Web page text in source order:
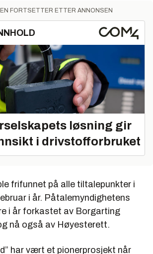
FORTSETTER ETTER ANNONSEN
løsning gir
i drivstofforbruket
frifunnet på alle tiltalepunkter i
i år. Påtalemyndighetens
i år forkastet av Borgarting
nå også av Høyesterett.
har vært et pionerprosjekt når